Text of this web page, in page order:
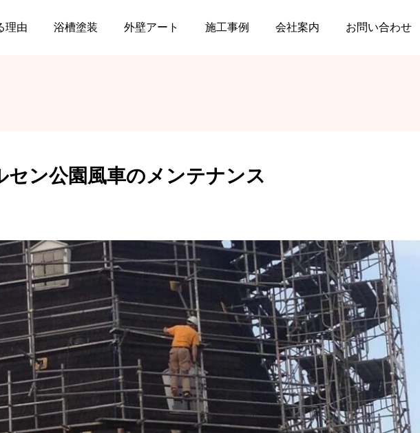
理由 浴槽塗装 外壁アート 施工事例 会社案内 お問い合わせ
ンデルセン公園風車のメンテナンス
ン公園風車のメンテナンス